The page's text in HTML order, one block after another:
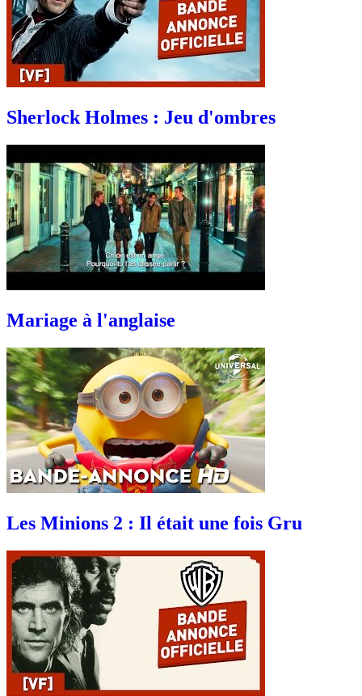
Sherlock Holmes : Jeu d'ombres
Mariage à l'anglaise
Les Minions 2 : Il était une fois Gru